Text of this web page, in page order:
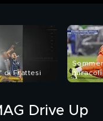
di Frattesi
miracoli
Drive Up